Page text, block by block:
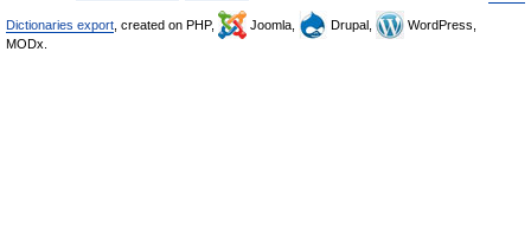
Dictionaries export , created on PHP, Joomla, Drupal,
WordPress,
MODx.